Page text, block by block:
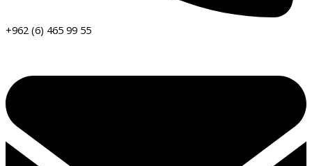
+962 (6) 465 99 55